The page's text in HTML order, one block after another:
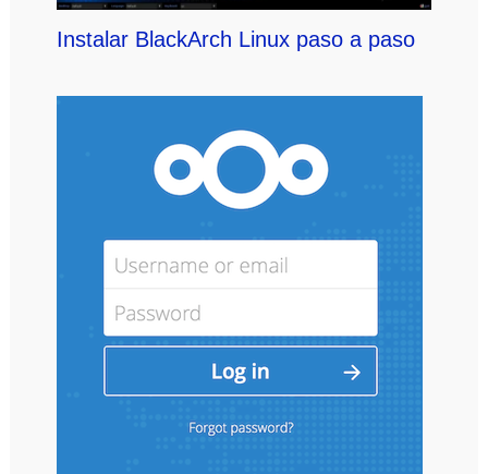
Instalar BlackArch Linux paso a paso